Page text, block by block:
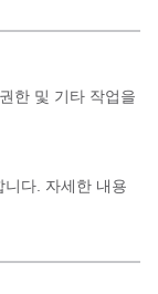
한 및 기타 작업을
다. 자세한 내용